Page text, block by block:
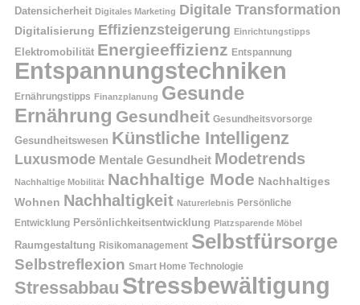
Datensicherheit Digitales Marketing Digitale Transformation
Digitalisierung Effizienzsteigerung Einrichtungstipps
Elektromobilität Energieeffizienz Entspannung
Entspannungstechniken
Ernährungstipps Finanzplanung Gesunde
Ernährung Gesundheit Gesundheitsvorsorge
Gesundheitswesen Künstliche Intelligenz
Luxusmode Mentale Gesundheit Modetrends
Nachhaltige Mobilität Nachhaltige Mode Nachhaltiges
Wohnen Nachhaltigkeit Naturerlebnis Persönliche
Entwicklung Persönlichkeitsentwicklung Platzsparende Möbel
Raumgestaltung Risikomanagement Selbstfürsorge
Selbstreflexion Smart Home Technologie
Stressabbau Stressbewältigung